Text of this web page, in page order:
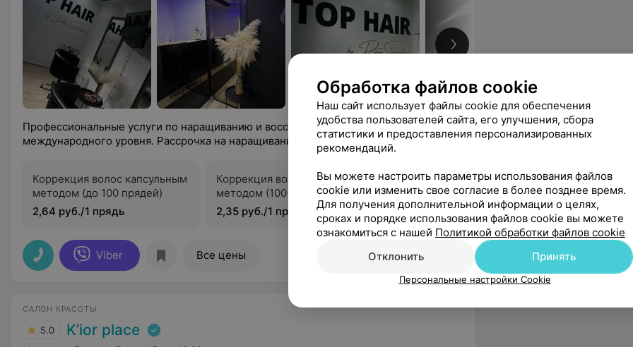
Профессиональные услуги по наращиванию и восстановлению волос, мастер
международного уровня. Рассрочка на наращивание.
Коррекция волос капсульным
методом (до 100 прядей)
2,64 руб./1 прядь
Коррекция волос капсульным
методом (100-150 прядей)
2,35 руб./1 прядь
Коррекция волос капсульным
методом (от 150 прядей)
2,06 руб./1 прядь
Viber Все цены
САЛОН КРАСОТЫ
5.0 K’ior place
Обработка файлов cookie
Наш сайт использует файлы cookie для обеспечения
удобства пользователей сайта, его улучшения, сбора
статистики и предоставления персонализированных
рекомендаций.
Вы можете настроить параметры использования файлов
cookie или изменить свое согласие в более позднее время.
Для получения дополнительной информации о целях,
сроках и порядке использования файлов cookie вы можете
ознакомиться с нашей Политикой обработки файлов cookie
Отклонить
Принять
Персональные настройки Cookie